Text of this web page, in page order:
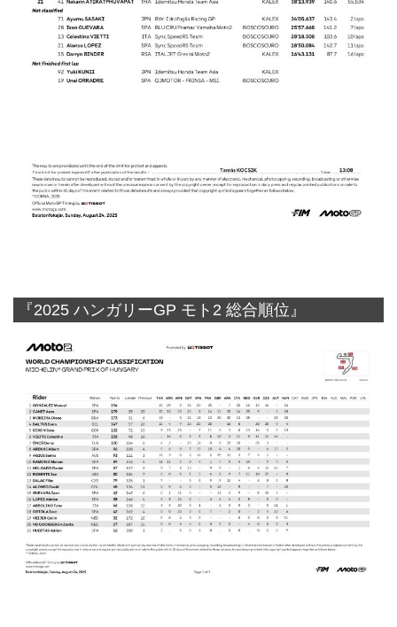
『2025 ハンガリーGP モト2 総合順位』